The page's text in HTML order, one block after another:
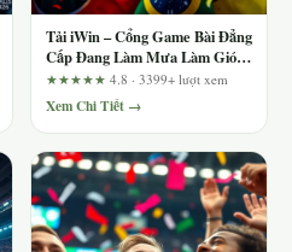
Tải iWin – Cổng Game Bài Đẳng
Cấp Đang Làm Mưa Làm Gió
Trên Thị Trường
★★★★★ 4.8 · 3399+ lượt xem
Xem Chi Tiết →